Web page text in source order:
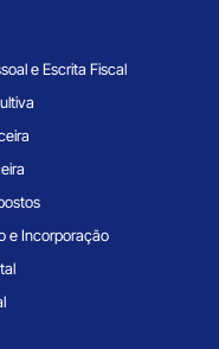
e Escrita Fiscal
e Incorporação